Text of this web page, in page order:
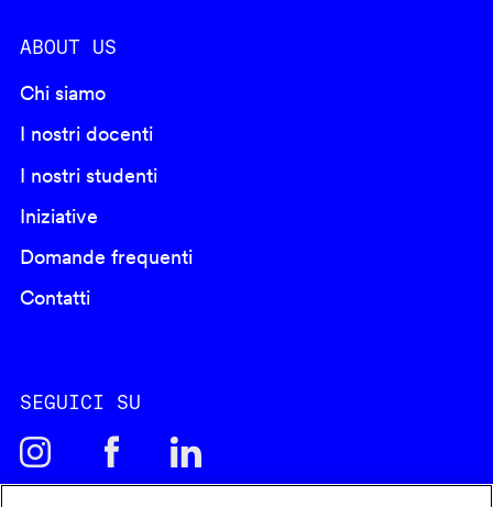
ABOUT US
Chi siamo
I nostri docenti
I nostri studenti
Iniziative
Domande frequenti
Contatti
SEGUICI SU